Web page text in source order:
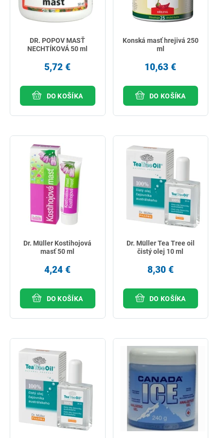
DR. POPOV MASŤ
NECHTÍKOVÁ 50 ml
5,72 €
DO KOŠÍKA
Konská masť hrejivá 250
ml
10,63 €
DO KOŠÍKA
Dr. Müller Kostihojová
masť 50 ml
4,24 €
DO KOŠÍKA
Dr. Müller Tea Tree oil
čistý olej 10 ml
8,30 €
DO KOŠÍKA